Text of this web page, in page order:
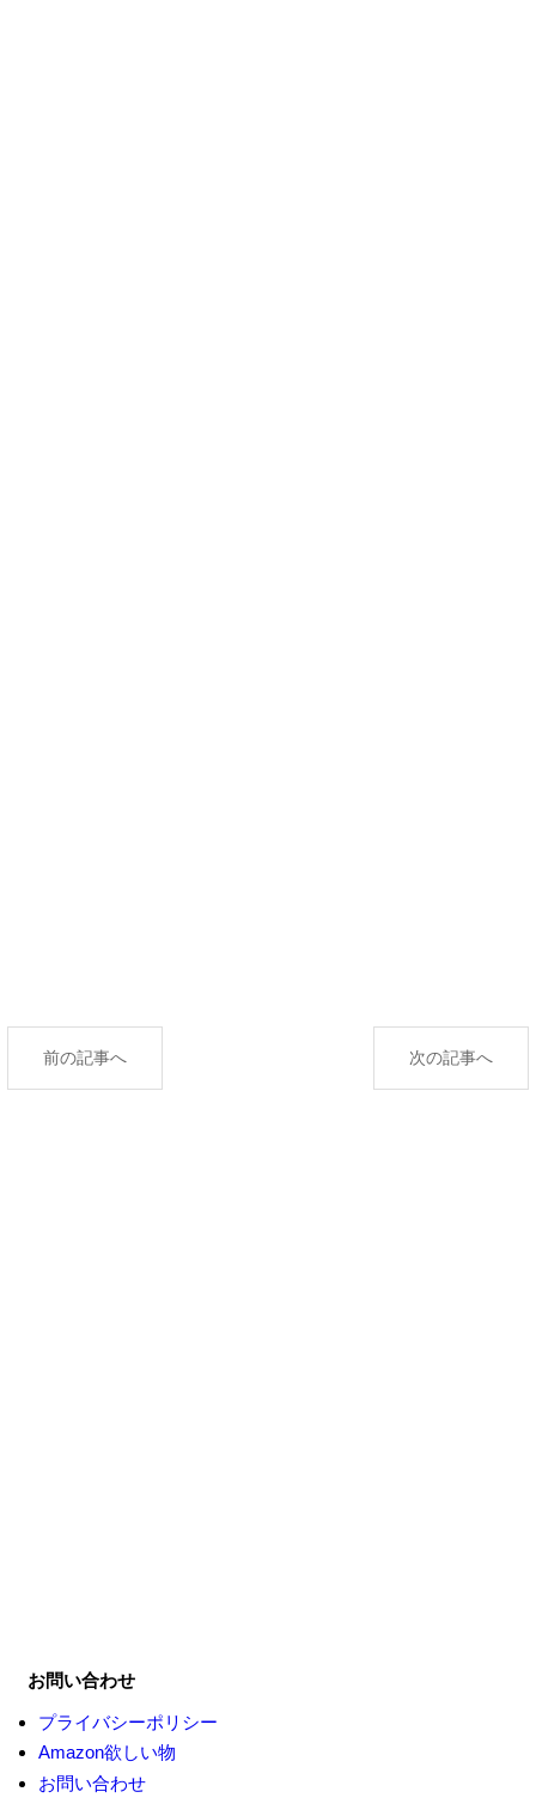
前の記事へ 次の記事へ
お問い合わせ
プライバシーポリシー
Amazon欲しい物
お問い合わせ